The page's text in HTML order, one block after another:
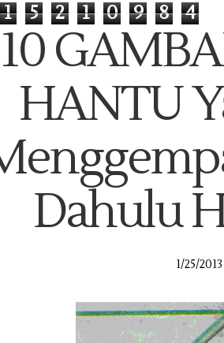
1 5 2 1 0 9 8 4
10
HANTU
Dahulu
1/25/